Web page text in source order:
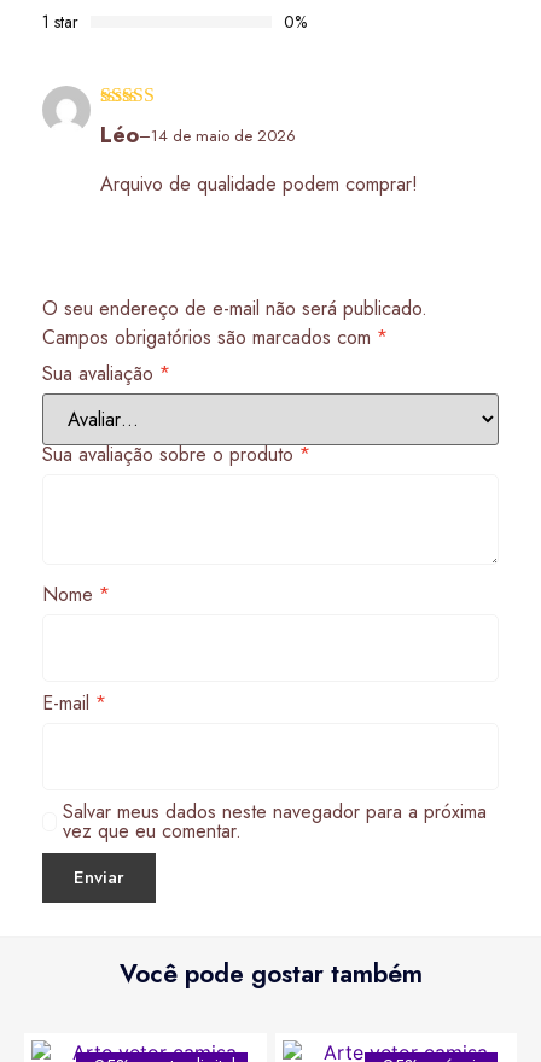
1 star 0%
Avaliação
de 5
Léo–14 de maio de 2026
Arquivo de qualidade podem comprar!
O seu endereço de e-mail não será publicado.
Campos obrigatórios são marcados com *
Sua avaliação *
Sua avaliação sobre o produto*
Nome *
E-mail *
Salvar meus dados neste navegador para a próxima
vez que eu comentar.
Você pode gostar também